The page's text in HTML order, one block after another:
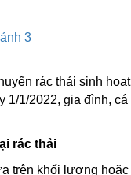
rác thải sinh
1/2022, gia đình,
rác thải
trên khối lượng